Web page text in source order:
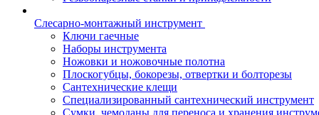
Слесарно-монтажный инструмент
Ключи гаечные
Наборы инструмента
Ножовки и ножовочные полотна
Плоскогубцы, бокорезы, отвертки и болторезы
Сантехнические клещи
Специализированный сантехнический инструмент
Сумки, чемоданы для переноса и хранения